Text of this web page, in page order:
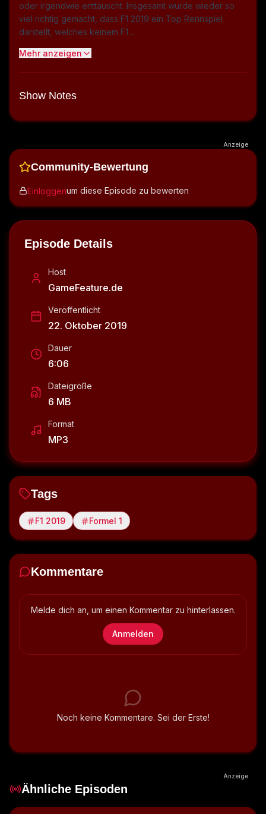
oder irgendwie enttäuscht. Insgesamt wurde wieder so
viel richtig gemacht, dass F1 2019 ein Top Rennspiel
darstellt, welches keinem F1 ...
Mehr anzeigen
Show Notes
Anzeige
Community-Bewertung
Einloggenum diese Episode zu bewerten
Episode Details
Host
GameFeature.de
Veröffentlicht
22. Oktober 2019
Dauer
6:06
Dateigröße
6 MB
Format
MP3
Tags
F1 2019 Formel 1
Kommentare
Melde dich an, um einen Kommentar zu hinterlassen.
Anmelden
Noch keine Kommentare. Sei der Erste!
Anzeige
Ähnliche Episoden